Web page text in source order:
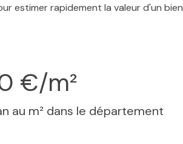
estimer rapidement la valeur d'un bien
€/m²
au m² dans le département